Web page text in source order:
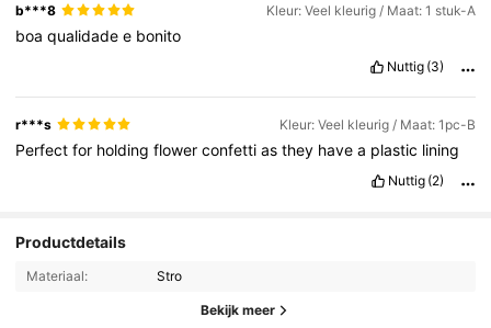
b***8 Kleur: Veel kleurig / Maat: 1 stuk-A
boaqualidadee bonito
Nuttig (3)
r***s Kleur: Veel kleurig / Maat: 1pc-B
Perfectfor holdingflowerconfettiasthey havea plastic lining
Nuttig (2)
Productdetails
Materiaal: Stro
Bekijk meer